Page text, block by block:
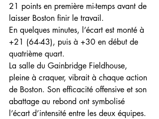
21 points en première mi-temps avant de
laisser Boston finir le travail.
En quelques minutes, l’écart est monté à
+21 (64-43), puis à +30 en début de
quatrième quart.
La salle du Gainbridge Fieldhouse,
pleine à craquer, vibrait à chaque action
de Boston. Son efficacité offensive et son
abattage au rebond ont symbolisé
l’écart d’intensité entre les deux équipes.